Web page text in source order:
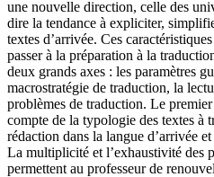
une nouvelle direction, celle des
dire la tendance à expliciter,
textes d’arrivée. Ces
passer à la préparation à la
deux grands axes : les paramètres
macrostratégie de traduction, la
problèmes de traduction. Le
compte de la typologie des textes à
rédaction dans la langue d’arrivée
La multiplicité et l’exhaustivité des
permettent au professeur de